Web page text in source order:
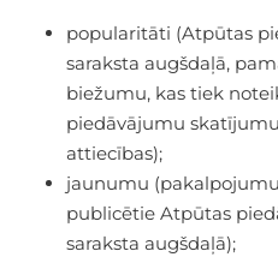
popularitāti (Atpūtas
saraksta augšdaļā,
biežumu, kas tiek
piedāvājumu
attiecības);
jaunumu
publicētie Atpūtas
saraksta augšdaļā);